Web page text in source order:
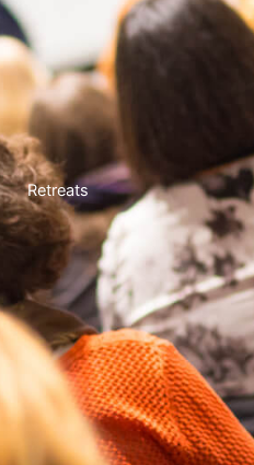
Retreats